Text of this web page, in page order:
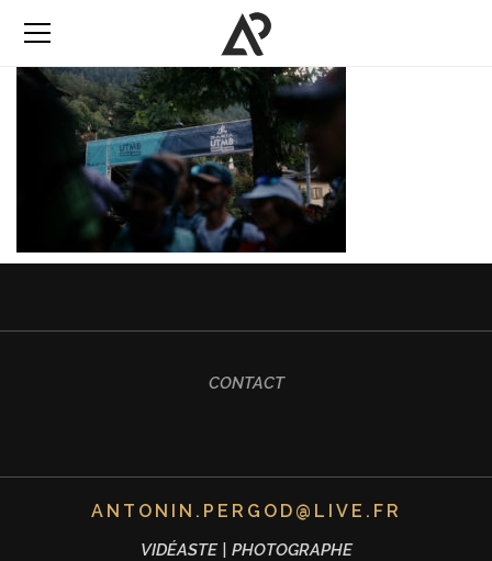
CONTACT
ANTONIN.PERGOD@LIVE.FR
VIDÉASTE | PHOTOGRAPHE